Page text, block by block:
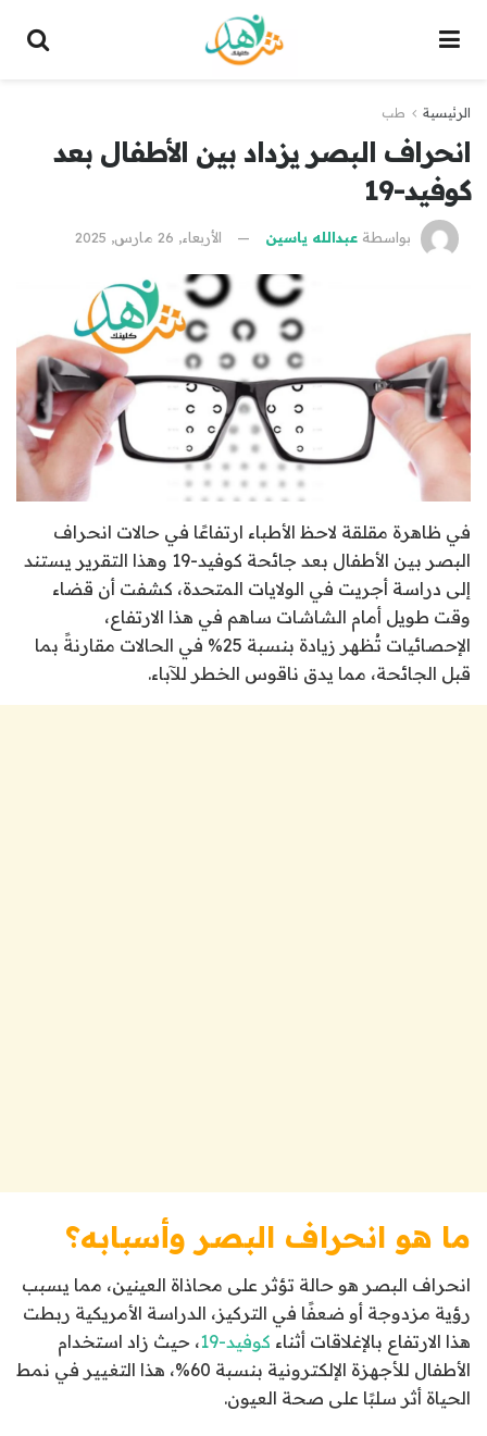
الرئيسية طب
انحراف البصر يزداد بين الأطفال بعد
كوفيد-19
بواسطة عبدالله ياسين الأربعاء, 26 مارس, 2025
في ظاهرة مقلقة لاحظ الأطباء ارتفاعًا في حالات انحراف
البصر بين الأطفال بعد جائحة كوفيد-19 وهذا التقرير يستند
إلى دراسة أجريت في الولايات المتحدة، كشفت أن قضاء
وقت طويل أمام الشاشات ساهم في هذا الارتفاع،
الإحصائيات تُظهر زيادة بنسبة 25% في الحالات مقارنةً بما
قبل الجائحة، مما يدق ناقوس الخطر للآباء.
ما هو انحراف البصر وأسبابه؟
انحراف البصر هو حالة تؤثر على محاذاة العينين، مما يسبب
رؤية مزدوجة أو ضعفًا في التركيز، الدراسة الأمريكية ربطت
هذا الارتفاع بالإغلاقات أثناء كوفيد-19
، حيث زاد استخدام
الأطفال للأجهزة الإلكترونية بنسبة 60%، هذا التغيير في نمط
الحياة أثر سلبًا على صحة العيون.